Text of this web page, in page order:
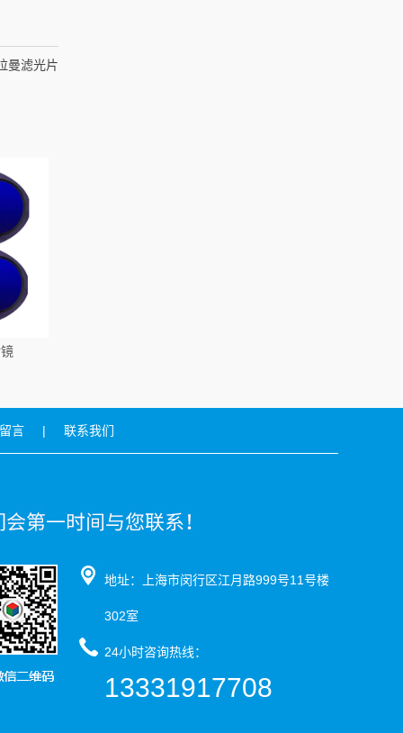
曼滤光片
言 | 联系我们
地址：上海市闵行区江月路999号11号楼
302室
24小时咨询热线：
13331917708